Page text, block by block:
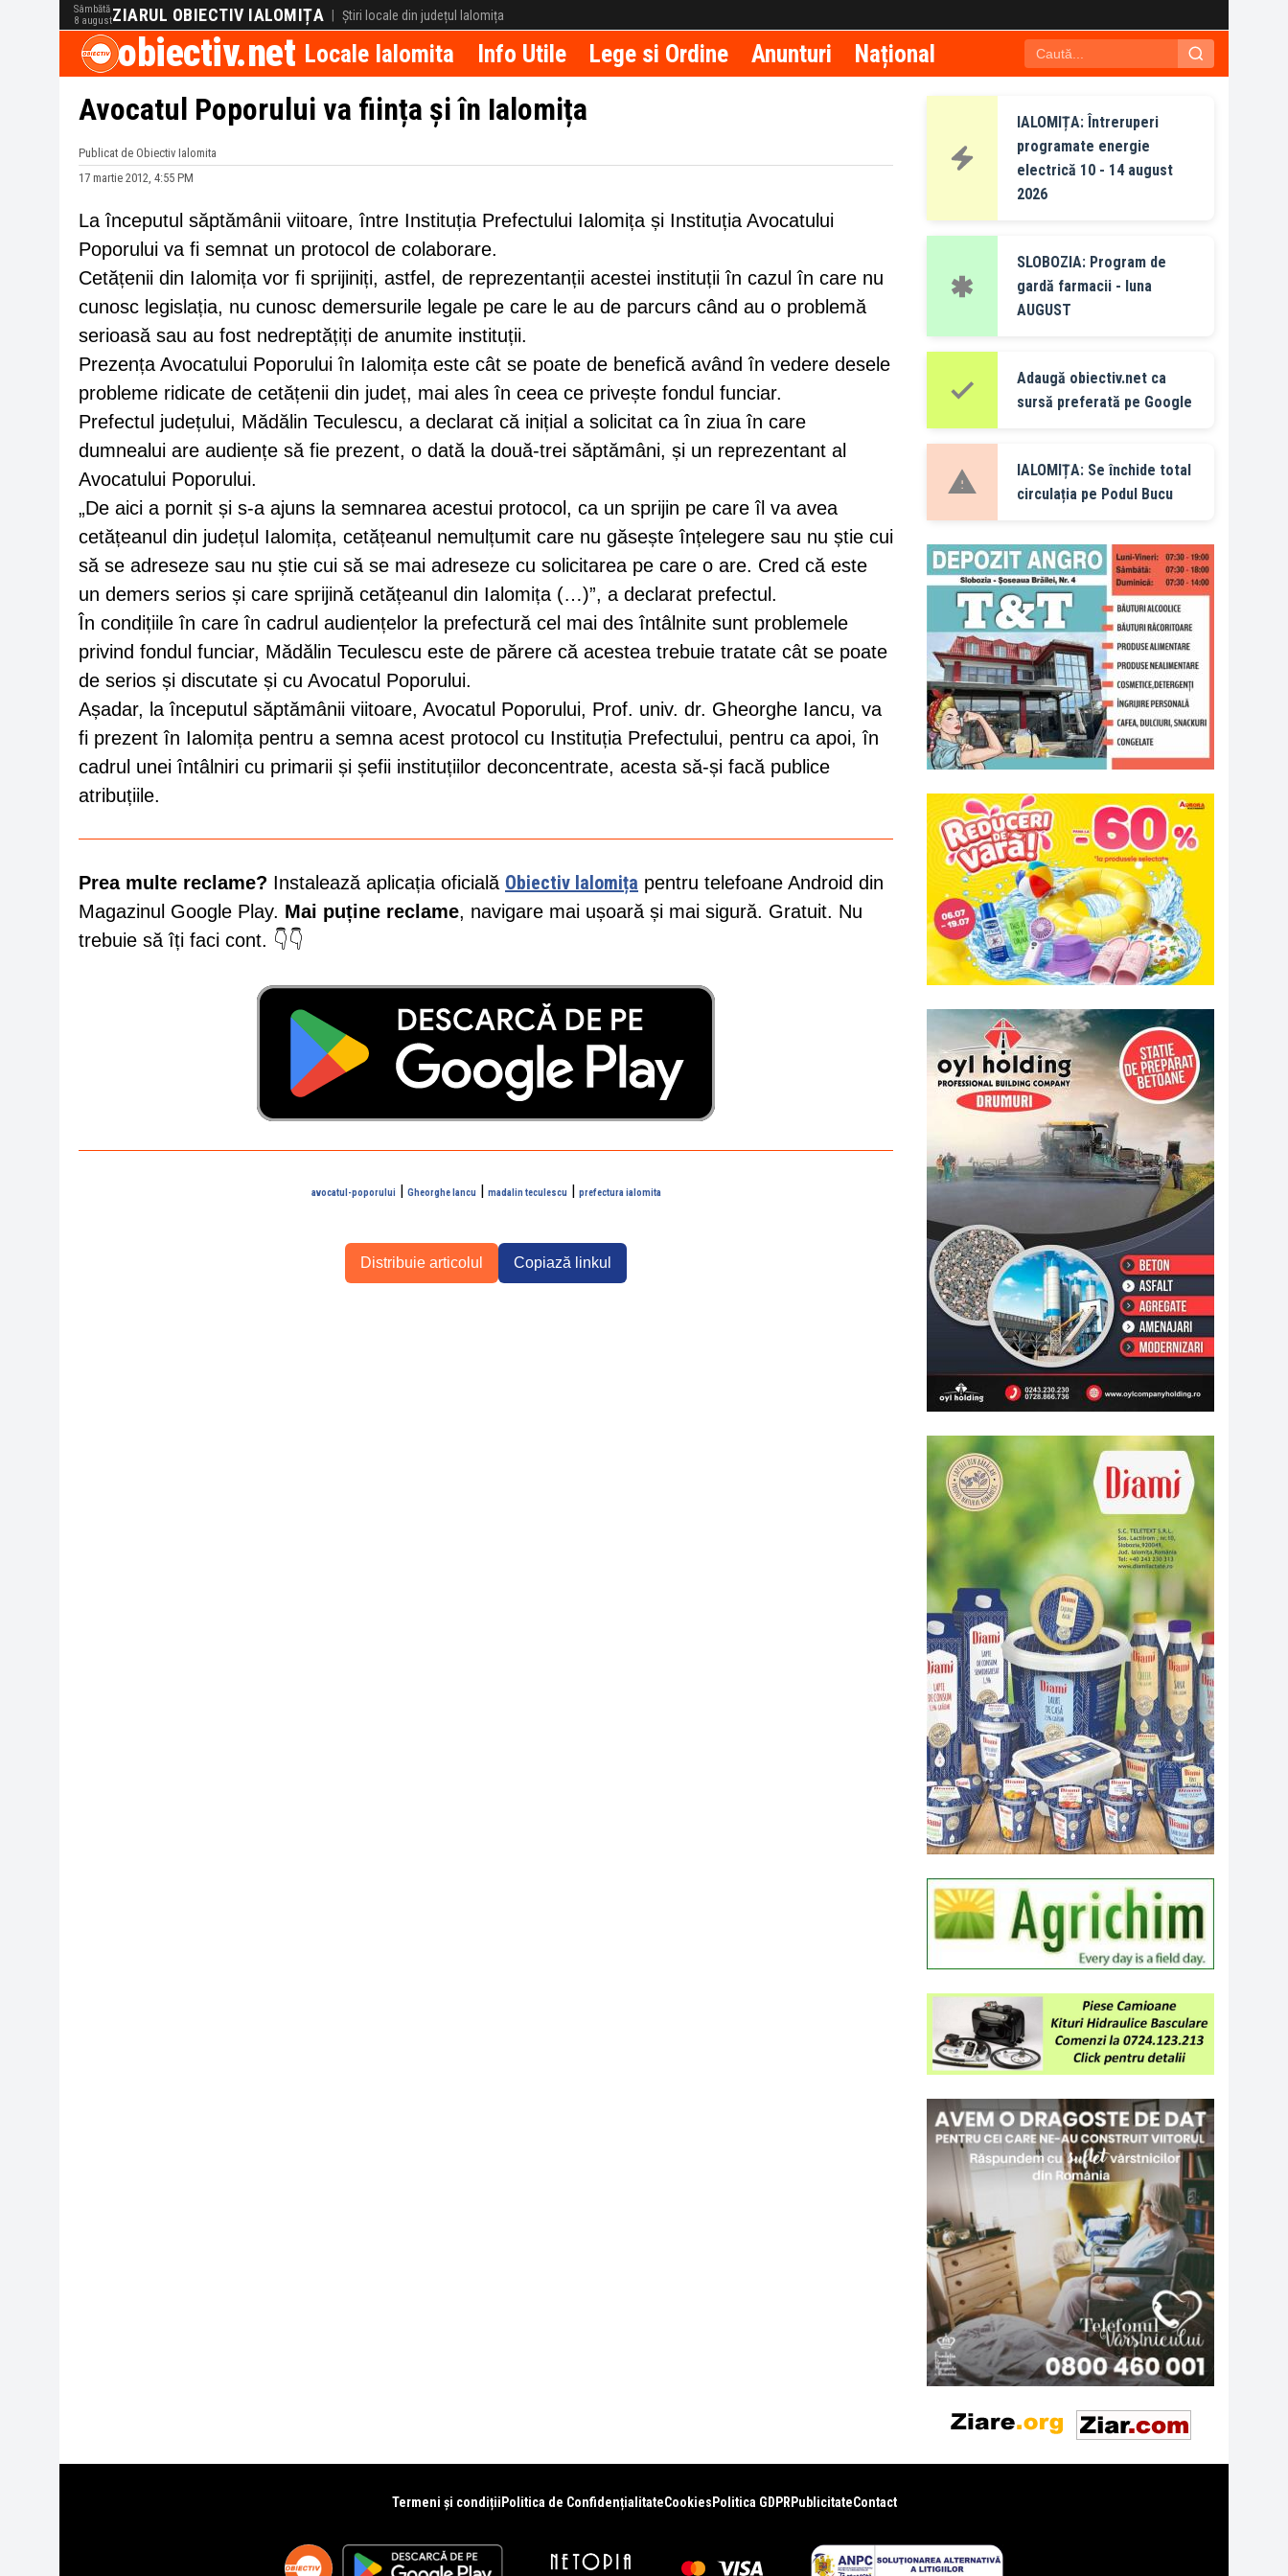
Sâmbătă
8 augustZIARUL OBIECTIV IALOMIȚA | Știri locale din județul Ialomița
obiectiv.net Locale Ialomita Info Utile Lege si Ordine Anunturi Național
Avocatul Poporului va ființa şi în Ialomița
Publicat de Obiectiv Ialomita
17 martie 2012, 4:55 PM
La începutul săptămânii viitoare, între Instituția Prefectului Ialomița și Instituția Avocatului
Poporului va fi semnat un protocol de colaborare.
Cetățenii din Ialomița vor fi sprijiniți, astfel, de reprezentanții acestei instituții în cazul în care nu
cunosc legislația, nu cunosc demersurile legale pe care le au de parcurs când au o problemă
serioasă sau au fost nedreptățiți de anumite instituții.
Prezența Avocatului Poporului în Ialomița este cât se poate de benefică având în vedere desele
probleme ridicate de cetățenii din județ, mai ales în ceea ce privește fondul funciar.
Prefectul județului, Mădălin Teculescu, a declarat că inițial a solicitat ca în ziua în care
dumnealui are audiențe să fie prezent, o dată la două-trei săptămâni, și un reprezentant al
Avocatului Poporului.
„De aici a pornit și s-a ajuns la semnarea acestui protocol, ca un sprijin pe care îl va avea
cetățeanul din județul Ialomița, cetățeanul nemulțumit care nu găsește înțelegere sau nu știe cui
să se adreseze sau nu știe cui să se mai adreseze cu solicitarea pe care o are. Cred că este
un demers serios și care sprijină cetățeanul din Ialomița (…)”, a declarat prefectul.
În condițiile în care în cadrul audiențelor la prefectură cel mai des întâlnite sunt problemele
privind fondul funciar, Mădălin Teculescu este de părere că acestea trebuie tratate cât se poate
de serios și discutate și cu Avocatul Poporului.
Așadar, la începutul săptămânii viitoare, Avocatul Poporului, Prof. univ. dr. Gheorghe Iancu, va
fi prezent în Ialomița pentru a semna acest protocol cu Instituția Prefectului, pentru ca apoi, în
cadrul unei întâlniri cu primarii și șefii instituțiilor deconcentrate, acesta să-și facă publice
atribuțiile.
Prea multe reclame? Instalează aplicația oficială Obiectiv Ialomița pentru telefoane Android din
Magazinul Google Play. Mai puține reclame, navigare mai ușoară și mai sigură. Gratuit. Nu
trebuie să îți faci cont. 👇👇
avocatul-poporului | Gheorghe Iancu | madalin teculescu | prefectura ialomita
Distribuie articolul Copiază linkul
IALOMIȚA: Întreruperi
programate energie
electrică 10 - 14 august
2026
SLOBOZIA: Program de
gardă farmacii - luna
AUGUST
Adaugă obiectiv.net ca
sursă preferată pe Google
IALOMIȚA: Se închide total
circulația pe Podul Bucu
Termeni și condiții Politica de ConfidențialitateCookies Politica GDPR PublicitateContact